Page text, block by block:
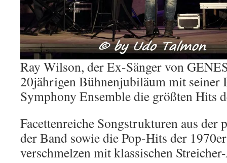
Ray Wilson, der Ex-Sänger von
20jährigen Bühnenjubiläum mit seiner
Symphony Ensemble die größten Hits
Facettenreiche Songstrukturen aus der
der Band sowie die Pop-Hits der
verschmelzen mit klassischen